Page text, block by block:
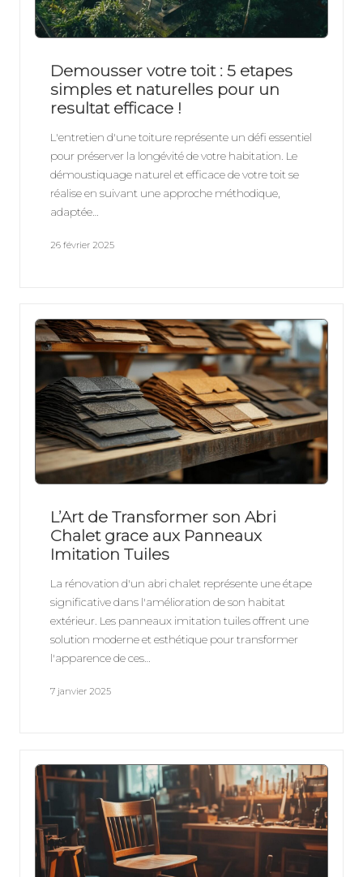
it
a
t
3
8
Demousser votre toit : 5 etapes
simples et naturelles pour un
resultat efficace !
L'entretien d'une toiture représente un défi essentiel
pour préserver la longévité de votre habitation. Le
démoustiquage naturel et efficace de votre toit se
réalise en suivant une approche méthodique,
adaptée…
26 février 2025
L’Art de Transformer son Abri
Chalet grace aux Panneaux
Imitation Tuiles
La rénovation d'un abri chalet représente une étape
significative dans l'amélioration de son habitat
extérieur. Les panneaux imitation tuiles offrent une
solution moderne et esthétique pour transformer
l'apparence de ces…
7 janvier 2025